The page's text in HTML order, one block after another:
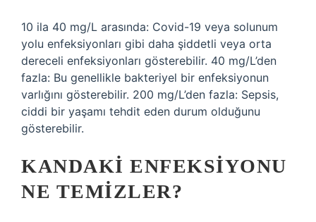
10 ila 40 mg/L arasında: Covid-19 veya solunum
yolu enfeksiyonları gibi daha şiddetli veya orta
dereceli enfeksiyonları gösterebilir. 40 mg/L’den
fazla: Bu genellikle bakteriyel bir enfeksiyonun
varlığını gösterebilir. 200 mg/L’den fazla: Sepsis,
ciddi bir yaşamı tehdit eden durum olduğunu
gösterebilir.
KANDAKI ENFEKSIYONU
NE TEMIZLER?